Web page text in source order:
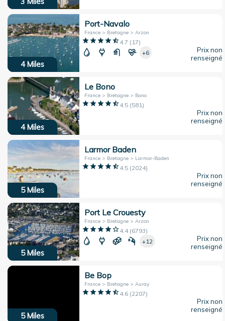
4 Miles
Port-Navalo
France > Bretagne > Arzon
4.7 ( 17)
+6
Prix non
renseigné
4 Miles
Le Bono
France > Bretagne > Bono
4.5(581)
Prix non
renseigné
5 Miles
Larmor Baden
France > Bretagne > Larmor-Baden
4.5(2024)
Prix non
renseigné
5 Miles
Port Le Crouesty
France > Bretagne > Arzon
4.4(6793)
+12
Prix non
renseigné
5 Miles
Be Bop
France > Bretagne > Auray
4.6(2207)
Prix non
renseigné